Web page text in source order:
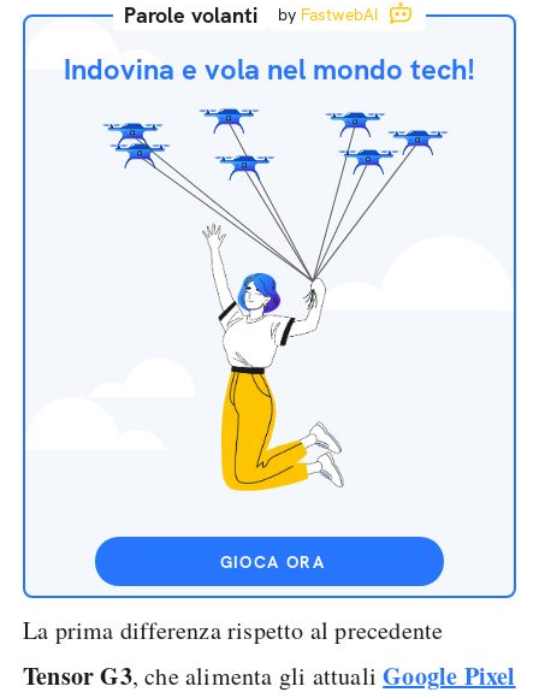
Parole volanti by FastwebAI
Indovina e vola nel mondo tech!
GIOCA ORA
La prima differenza rispetto al precedente
TensorG3, che alimenta gli attualiGoogle Pixel